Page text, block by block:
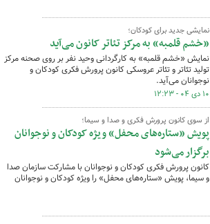
نمایشی جدید برای کودکان؛
«خشم قلمبه» به مرکز تئاتر کانون می‌آید
نمایش «خشم قلمبه» به کارگردانی وحید نفر بر روی صحنه مرکز
تولید تئاتر و تئاتر عروسکی کانون پرورش فکری کودکان و
نوجوانان می‌آید.
۱۰ دی ۰۴ - ۱۲:۲۳
از سوی کانون پرورش فکری و صدا و سیما؛
پویش «ستاره‌های محفل» ویژه کودکان و نوجوانان
برگزار می‌شود
کانون پرورش فکری کودکان و نوجوانان با مشارکت سازمان صدا
و سیما، پویش «ستاره‌های محفل» را ویژه کودکان و نوجوانان